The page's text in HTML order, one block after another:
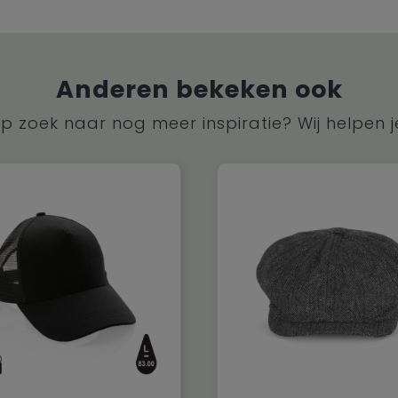
Anderen bekeken ook
zoek naar nog meer inspiratie? Wij helpen